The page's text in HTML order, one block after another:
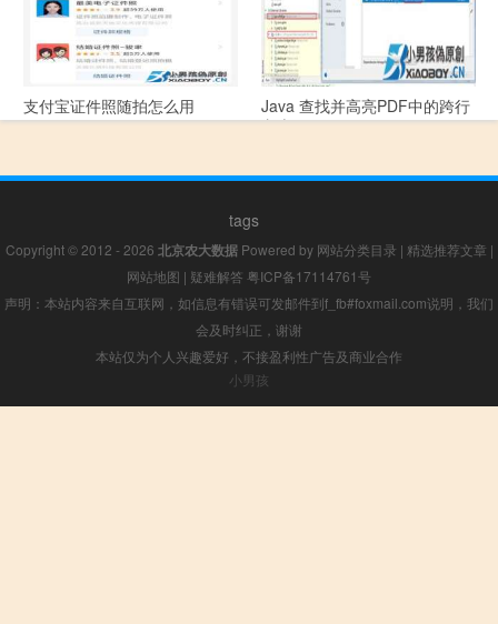
支付宝证件照随拍怎么用
Java 查找并高亮PDF中的跨行
文本
tags
Copyright © 2012 - 2026 北京农大数据Powered by 网站分类目录 | 精选推荐文章 |
网站地图 | 疑难解答 粤ICP备17114761号
声明：本站内容来自互联网，如信息有错误可发邮件到f_fb#foxmail.com说明，我们
会及时纠正，谢谢
本站仅为个人兴趣爱好，不接盈利性广告及商业合作
小男孩